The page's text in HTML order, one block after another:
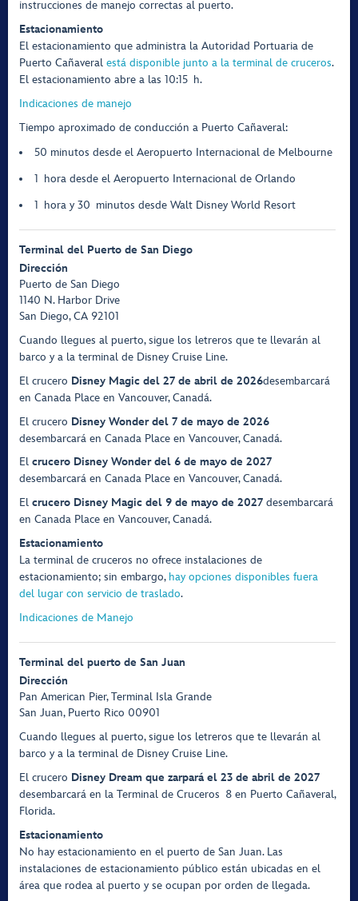
instrucciones de manejo correctas al puerto.
Estacionamiento
El estacionamiento que administra la Autoridad Portuaria de
Puerto Cañaveral está disponible junto a la terminal de cruceros.
El estacionamiento abre a las 10:15 h.
Indicaciones de manejo
Tiempo aproximado de conducción a Puerto Cañaveral:
50 minutos desde el Aeropuerto Internacional de Melbourne
1 hora desde el Aeropuerto Internacional de Orlando
1 hora y 30 minutos desde Walt Disney World Resort
Terminal del Puerto de San Diego
Dirección
Puerto de San Diego
1140 N. Harbor Drive
San Diego, CA 92101
Cuando llegues al puerto, sigue los letreros que te llevarán al
barco y a la terminal de Disney Cruise Line.
El crucero Disney Magic del 27 de abril de 2026desembarcará
en Canada Place en Vancouver, Canadá.
El crucero Disney Wonder del 7 de mayo de 2026
desembarcará en Canada Place en Vancouver, Canadá.
El crucero Disney Wonder del 6 de mayo de 2027
desembarcará en Canada Place en Vancouver, Canadá.
El crucero Disney Magic del 9 de mayo de 2027desembarcará
en Canada Place en Vancouver, Canadá.
Estacionamiento
La terminal de cruceros no ofrece instalaciones de
estacionamiento; sin embargo, hay opciones disponibles fuera
del lugar con servicio de traslado.
Indicaciones de Manejo
Terminal del puerto de San Juan
Dirección
Pan American Pier, Terminal Isla Grande
San Juan, Puerto Rico 00901
Cuando llegues al puerto, sigue los letreros que te llevarán al
barco y a la terminal de Disney Cruise Line.
El crucero Disney Dream que zarpará el 23 de abril de 2027
desembarcará en la Terminal de Cruceros 8 en Puerto Cañaveral,
Florida.
Estacionamiento
No hay estacionamiento en el puerto de San Juan. Las
instalaciones de estacionamiento público están ubicadas en el
área que rodea al puerto y se ocupan por orden de llegada.